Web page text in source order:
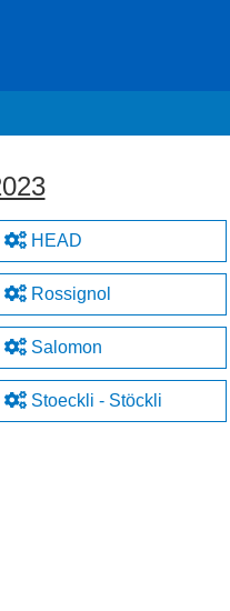
HEAD
Rossignol
Salomon
Stoeckli - Stöckli